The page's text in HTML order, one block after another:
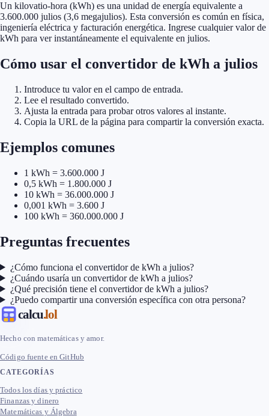
Un kilovatio-hora (kWh) es una unidad de energía equivalente a
3.600.000 julios (3,6 megajulios). Esta conversión es común en física,
ingeniería eléctrica y facturación energética. Ingrese cualquier valor de
kWh para ver instantáneamente el equivalente en julios.
Cómo usar el convertidor de kWh a julios
Introduce tu valor en el campo de entrada.
Lee el resultado convertido.
Ajusta la entrada para probar otros valores al instante.
Copia la URL de la página para compartir la conversión exacta.
Ejemplos comunes
1 kWh = 3.600.000 J
0,5 kWh = 1.800.000 J
10 kWh = 36.000.000 J
0,001 kWh = 3.600 J
100 kWh = 360.000.000 J
Preguntas frecuentes
¿Cómo funciona el convertidor de kWh a julios?
¿Cuándo usaría un convertidor de kWh a julios?
¿Qué precisión tiene el convertidor de kWh a julios?
¿Puedo compartir una conversión específica con otra persona?
calcu.lol
Hecho con matemáticas y amor.
Código fuente en GitHub
CATEGORÍAS
Todos los días y práctico
Finanzas y dinero
Matemáticas y Álgebra